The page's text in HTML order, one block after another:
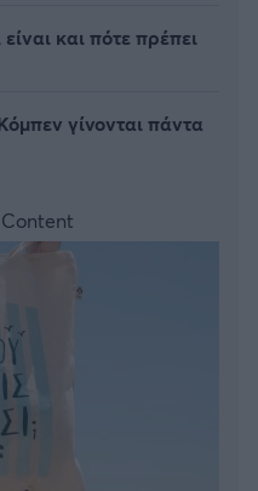
και πότε πρέπει
γίνονται πάντα